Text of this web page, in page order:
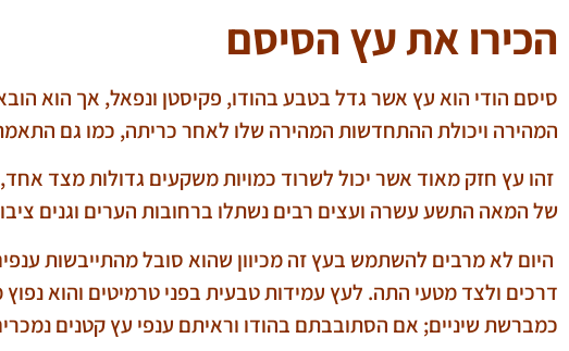
הכירו את עץ הסיסם
סיסם הודי הוא עץ אשר גדל בטבע בהודו, פקיסטן ונפאל, אך הוא
המהירה ויכולת ההתחדשות המהירה שלו לאחר כריתה, כמו גם התאמתו לסוגי קרקע
זהו עץ חזק מאוד אשר יכול לשרוד כמויות משקעים גדולות מצד
של המאה התשע עשרה ועצים רבים נשתלו ברחובות הערים וגנים
היום לא מרבים להשתמש בעץ זה מכיוון שהוא סובל מהתייבשות
דרכים ולצד מטעי התה. לעץ עמידות טבעית בפני טרמיטים והוא
כמברשת שיניים; אם הסתובבתם בהודו וראיתם ענפי עץ קטנים